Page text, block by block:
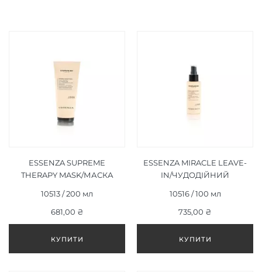
ESSENZA SUPREME
THERAPY MASK/МАСКА
ВІДНОВЛЕННЯ 200 ML
10513 / 200 мл
681,00 ₴
ESSENZA MIRACLE LEAVE-
IN/ЧУДОДІЙНИЙ
ML
10516 / 100 мл
735,00 ₴